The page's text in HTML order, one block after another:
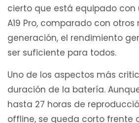
cierto que está equipado
A19 Pro, comparado con
generación, el rendimiento
ser suficiente para todos.
Uno de los aspectos más
duración de la batería.
hasta 27 horas de
offline, se queda corto frente